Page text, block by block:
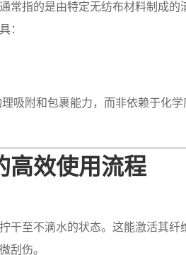
通常指的是由特定无纺布材料制成的
：
吸附和包裹能力，而非依赖于化
高效使用流程
干至不滴水的状态。这能激活其纤
刮伤。